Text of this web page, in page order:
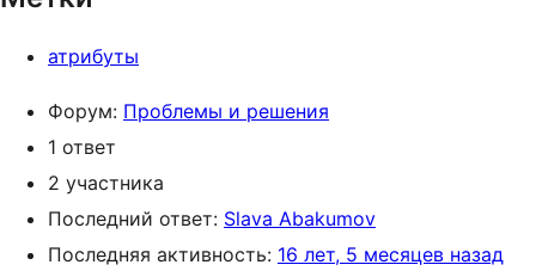
атрибуты
Форум: Проблемы и решения
1 ответ
2 участника
Последний ответ: Slava Abakumov
Последняя активность: 16 лет, 5 месяцев назад